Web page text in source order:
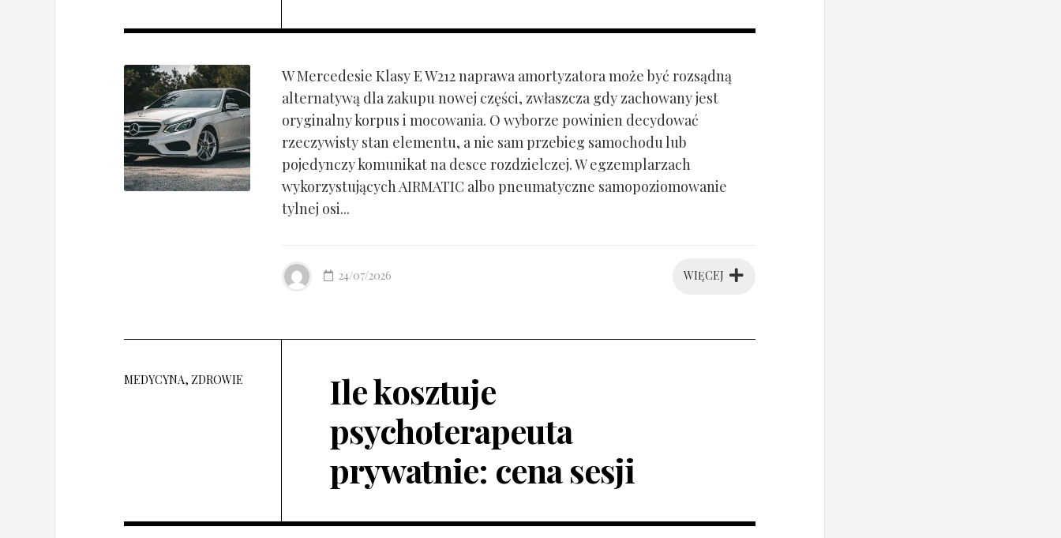
W Mercedesie Klasy E W212 naprawa amortyzatora może być rozsądną
alternatywą dla zakupu nowej części, zwłaszcza gdy zachowany jest
oryginalny korpus i mocowania. O wyborze powinien decydować
rzeczywisty stan elementu, a nie sam przebieg samochodu lub
pojedynczy komunikat na desce rozdzielczej. W egzemplarzach
wykorzystujących AIRMATIC albo pneumatyczne samopoziomowanie
tylnej osi...
WIĘCEJ
24/07/2026
MEDYCYNA, ZDROWIE
Ile kosztuje
psychoterapeuta
prywatnie: cena sesji